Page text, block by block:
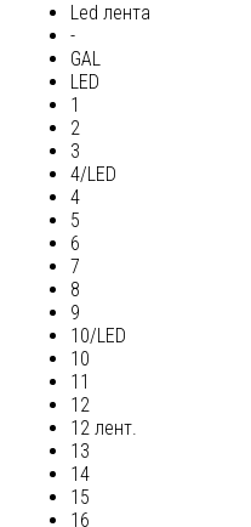
Led лента
-
GAL
LED
1
2
3
4/LED
4
5
6
7
8
9
10/LED
10
11
12
12 лент.
13
14
15
16